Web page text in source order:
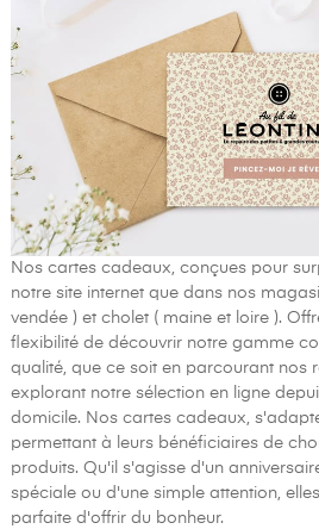
Nos cartes cadeaux, conçues pour
notre site internet que dans nos
vendée ) et cholet ( maine et loire ).
flexibilité de découvrir notre gamme
qualité, que ce soit en parcourant nos
explorant notre sélection en ligne
domicile. Nos cartes cadeaux,
permettant à leurs bénéficiaires de
produits. Qu'il s'agisse d'un
spéciale ou d'une simple attention,
parfaite d'offrir du bonheur.